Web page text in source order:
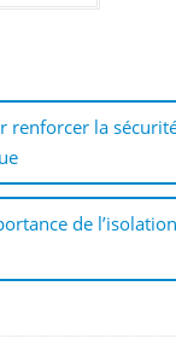
renforcer la
de